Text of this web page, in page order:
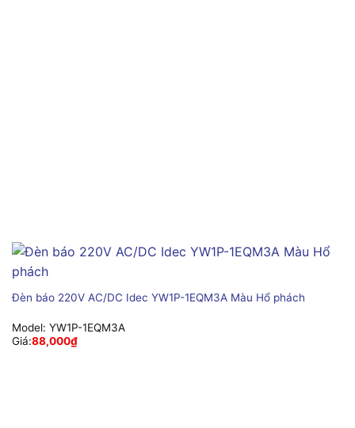
Đèn báo 220V AC/DC Idec YW1P-1EQM3A Màu Hổ phách
Model: YW1P-1EQM3A
Giá:88,000₫